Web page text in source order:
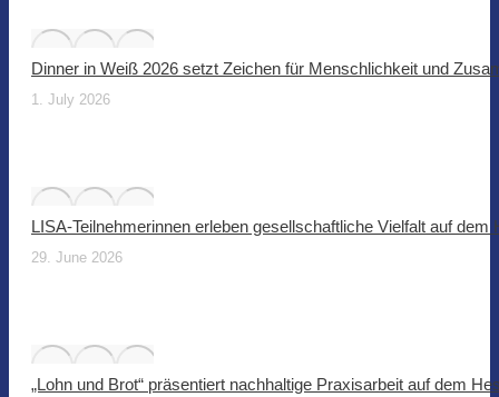
Dinner in Weiß 2026 setzt Zeichen für Menschlichkeit und
1. July 2026
LISA-Teilnehmerinnen erleben gesellschaftliche Vielfalt auf dem
29. June 2026
„Lohn und Brot“ präsentiert nachhaltige Praxisarbeit auf dem